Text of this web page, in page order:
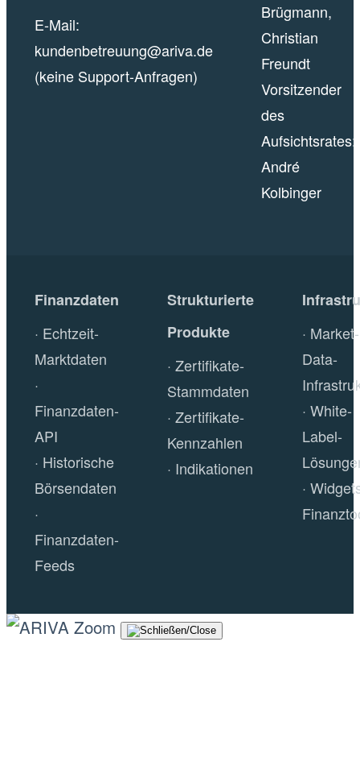
E-Mail:
kundenbetreuung@ariva.de
(keine Support-Anfragen)
Brügmann,
Christian
Freundt
Vorsitzender
des
Aufsichtsrates:
André
Kolbinger
Finanzdaten
Echtzeit-
Marktdaten
Finanzdaten-
API
Historische
Börsendaten
Finanzdaten-
Feeds
Strukturierte
Produkte
Zertifikate-
Stammdaten
Zertifikate-
Kennzahlen
Indikationen
Market-
Data-
White-
Label-